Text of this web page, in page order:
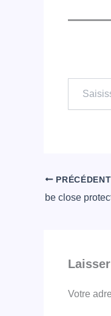
votre
adresse
PRÉCÉDENT
be close
Votre